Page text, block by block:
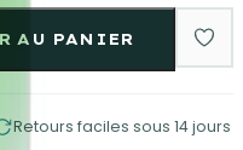
AU PANIER
Retours faciles sous 14 jours